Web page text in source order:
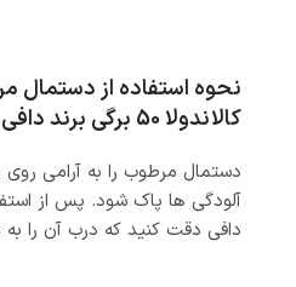
نحوه استفاده از
کالاندولا 50 برگی برند دافی
دستمال مرطوب را به آرامی
آلودگی ها پاک شود. پس از
دافی دقت کنید که درب آن را به